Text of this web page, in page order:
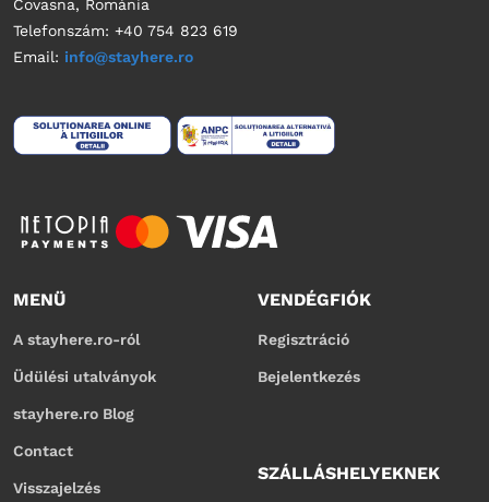
Covasna, Románia
Telefonszám: +40 754 823 619
Email: info@stayhere.ro
MENÜ
A stayhere.ro-ról
Üdülési utalványok
stayhere.ro Blog
Contact
Visszajelzés
VENDÉGFIÓK
Regisztráció
Bejelentkezés
SZÁLLÁSHELYEKNEK